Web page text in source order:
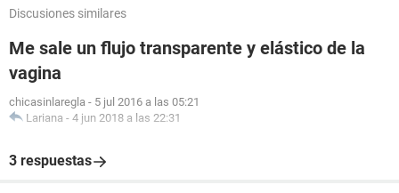
Discusiones similares
Me sale un flujo transparente y elástico de la
vagina
chicasinlaregla - 5 jul 2016 a las 05:21
Lariana - 4 jun 2018 a las 22:31
3 respuestas